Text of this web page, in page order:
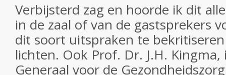
Verbijsterd zag en hoorde ik dit
in de zaal of van de gastsprekers
dit soort uitspraken te
lichten. Ook Prof. Dr. J.H.
Generaal voor de